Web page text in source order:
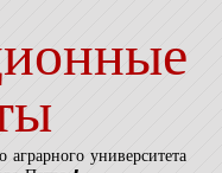
аграрного университета